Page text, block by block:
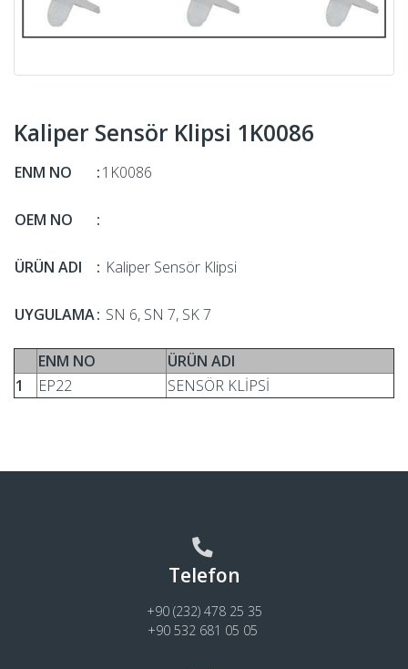
Kaliper Sensör Klipsi 1K0086
ENM NO :1K0086
OEM NO :
ÜRÜN ADI : Kaliper Sensör Klipsi
UYGULAMA: SN 6, SN 7, SK 7
ENM NO
ÜRÜN ADI
1
EP22 SENSÖR KLİPSİ
Telefon
+90 (232) 478 25 35
+90 532 681 05 05